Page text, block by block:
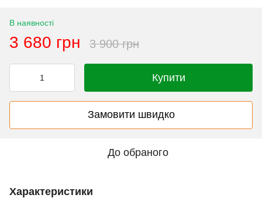
В наявності
3 680 грн 3 900 грн
Купити
Замовити швидко
До обраного
Характеристики